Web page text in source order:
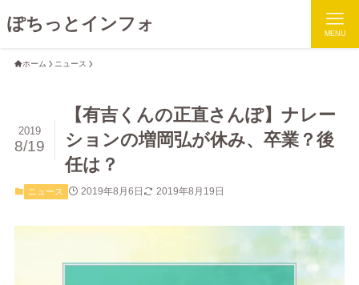
ぽちっとインフォ MENU
ホーム ニュース
【有吉くんの正直さんぽ】ナレー
ションの増岡弘が休み、卒業？後
任は？
2019
8/19
ニュース 2019年8月6日 2019年8月19日